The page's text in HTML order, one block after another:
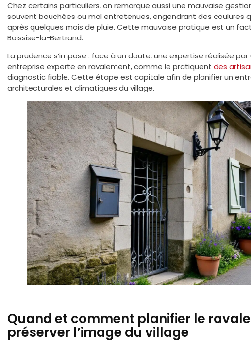
Chez certains particuliers, on remarque aussi une mauvaise
souvent bouchées ou mal entretenues, engendrant des coulures
après quelques mois de pluie. Cette mauvaise pratique est un
Boissise-la-Bertrand.
La prudence s’impose : face à un doute, une expertise réalisée
entreprise experte en ravalement, comme le pratiquent des
diagnostic fiable. Cette étape est capitale afin de planifier un
architecturales et climatiques du village.
Quand et comment planifier le
préserver l’image du village